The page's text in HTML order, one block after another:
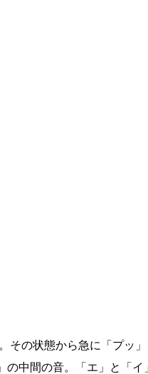
その状態から急に「プッ
の中間の音。「エ」と「